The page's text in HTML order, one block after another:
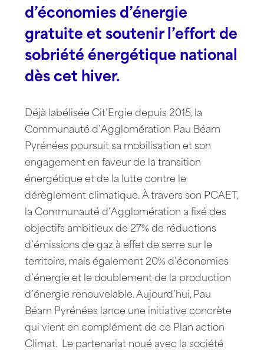
d’économies d’énergie
gratuite et soutenir l’effort de
sobriété énergétique national
dès cet hiver.
Déjà labélisée Cit’Ergie depuis 2015, la
Communauté d’Agglomération Pau Béarn
Pyrénées poursuit sa mobilisation et son
engagement en faveur de la transition
énergétique et de la lutte contre le
dérèglement climatique. À travers son PCAET,
la Communauté d’Agglomération a fixé des
objectifs ambitieux de 27% de réductions
d’émissions de gaz à effet de serre sur le
territoire, mais également 20% d’économies
d’énergie et le doublement de la production
d’énergie renouvelable. Aujourd’hui, Pau
Béarn Pyrénées lance une initiative concrète
qui vient en complément de ce Plan action
Climat. Le partenariat noué avec la société